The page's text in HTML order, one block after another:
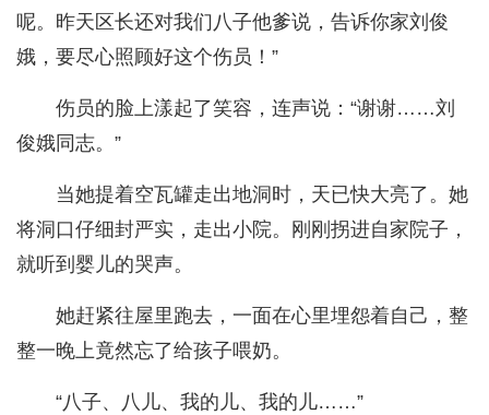
呢。昨天区长还对我们八子他爹说，告诉你家刘俊
娥，要尽心照顾好这个伤员！”
伤员的脸上漾起了笑容，连声说：“谢谢……刘
俊娥同志。”
当她提着空瓦罐走出地洞时，天已快大亮了。她
将洞口仔细封严实，走出小院。刚刚拐进自家院子，
就听到婴儿的哭声。
她赶紧往屋里跑去，一面在心里埋怨着自己，整
整一晚上竟然忘了给孩子喂奶。
“八子、八儿、我的儿、我的儿……”